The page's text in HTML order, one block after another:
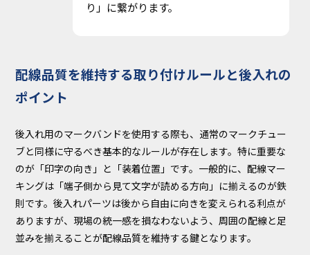
り」に繋がります。
配線品質を維持する取り付けルールと後入れの
ポイント
後入れ用のマークバンドを使用する際も、通常のマークチュー
ブと同様に守るべき基本的なルールが存在します。特に重要な
のが「印字の向き」と「装着位置」です。一般的に、配線マー
キングは「端子側から見て文字が読める方向」に揃えるのが鉄
則です。後入れパーツは後から自由に向きを変えられる利点が
ありますが、現場の統一感を損なわないよう、周囲の配線と足
並みを揃えることが配線品質を維持する鍵となります。